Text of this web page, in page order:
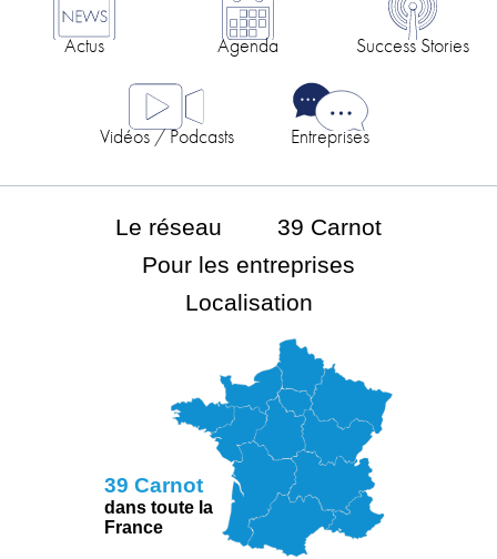
Actus Agenda Success Stories
Vidéos / Podcasts Entreprises
Le réseau
39 Carnot
Pour les entreprises
Localisation
39 Carnot
dans toute la
France